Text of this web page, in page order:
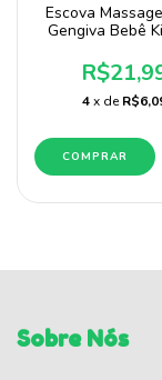
Escova
Gengiva Bebê
4x de
Sobre Nós